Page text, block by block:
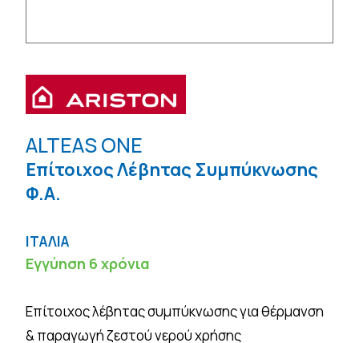
ALTEAS ONE
Επίτοιχος Λέβητας Συμπύκνωσης
Φ.Α.
ΙΤΑΛΙΑ
Εγγύηση 6 χρόνια
Επίτοιχος λέβητας συμπύκνωσης για θέρμανση
& παραγωγή ζεστού νερού χρήσης